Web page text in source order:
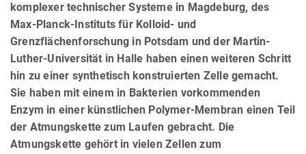
komplexer technischer Systeme in Magdeburg, des
Max-Planck-Instituts für Kolloid- und
Grenzflächenforschung in Potsdam und der Martin-
Luther-Universität in Halle haben einen weiteren Schritt
hin zu einer synthetisch konstruierten Zelle gemacht.
Sie haben mit einem in Bakterien vorkommenden
Enzym in einer künstlichen Polymer-Membran einen Teil
der Atmungskette zum Laufen gebracht. Die
Atmungskette gehört in vielen Zellen zum